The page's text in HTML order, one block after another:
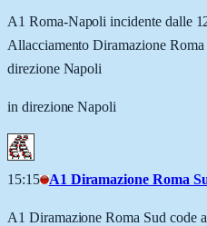
A1 Roma-Napoli incidente dalle
Allacciamento Diramazione
direzione Napoli
in direzione Napoli
15:15 A1 Diramazione Roma
A1 Diramazione Roma Sud code